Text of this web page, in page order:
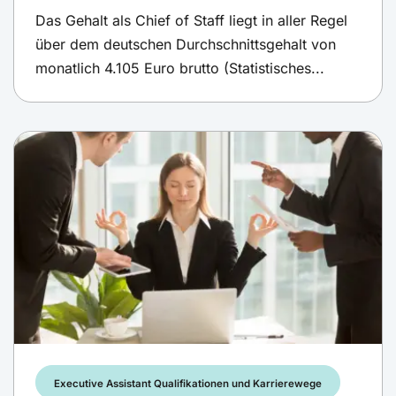
Das Gehalt als Chief of Staff liegt in aller Regel
über dem deutschen Durchschnittsgehalt von
monatlich 4.105 Euro brutto (Statistisches...
Executive Assistant Qualifikationen und Karrierewege